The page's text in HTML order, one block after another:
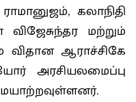
கலாநிதி
விஜேசுந்தர மற்றும்
விதான ஆராச்சிகே
அரசியலமைப்பு